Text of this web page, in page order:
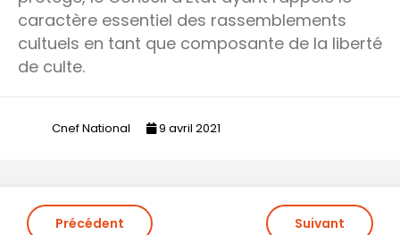
caractère essentiel des rassemblements
cultuels en tant que composante de la liberté
de culte.
Cnef National 9 avril 2021
Navigation
Précédent Suivant